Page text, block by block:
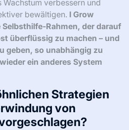
Ressourcen heben oft
die Vorteile für die psychische
Übungen hervor, die mit den
in Resonanz stehen. Zum
darauf konzentrieren,
zu überwinden,
und das körperliche
Infolgedessen können
Wachstum verbessern und
bewältigen.I Grow
Rahmen, der darauf